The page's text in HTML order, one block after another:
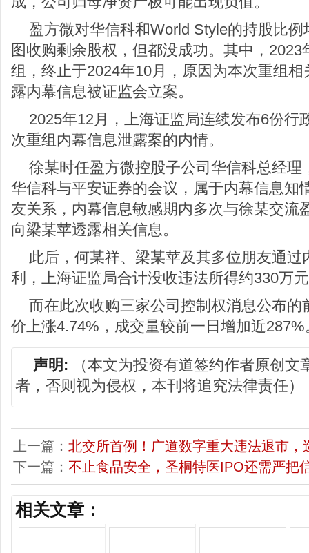
盈方微对华信科和World Style的持股比
图收购剩余股权，但都没成功。其中，
组，终止于2024年10月，原因为本次重组
露内幕信息被证监会立案。
2025年12月，上海证监局连续发布6份行
次重组内幕信息泄露案的内情。
徐某时任盈方微控股子公司华信科总经理
华信科与平安证券的会议，属于内幕信息知
友关系，内幕信息敏感期内多次与徐某交流
向梁某苹透露相关信息。
此后，何某祥、梁某苹及其多位朋友通过
利，上海证监局合计没收违法所得约330万
而在此次收购三家公司控制权消息公布
价上涨4.74%，成交量较前一日增加近287%
声明:
（本文为投资有道签约作者原创
者，否则视为侵权，本刊将追究法律责任）
上一篇： 北交所首例！广道数字重大违法退市
下一篇： 不止食品安全，圣桐特医IPO还需严把
相关文章：